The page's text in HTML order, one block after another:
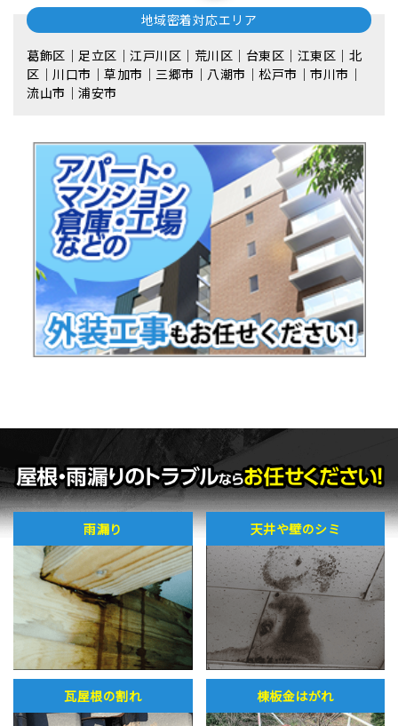
地域密着対応エリア
葛飾区｜足立区｜江戸川区｜荒川区｜台東区｜江東区｜北
区｜川口市｜草加市｜三郷市｜八潮市｜松⼾市｜市川市｜
流⼭市｜浦安市
雨漏り 天井や壁のシミ
瓦屋根の割れ 棟板金はがれ